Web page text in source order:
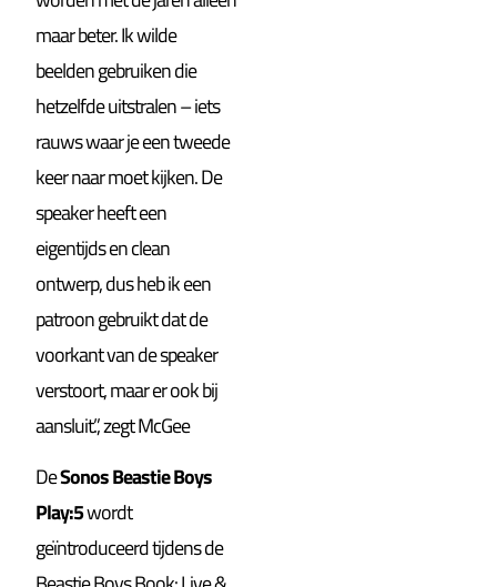
maar beter. Ik wilde
beelden gebruiken die
hetzelfde uitstralen – iets
rauws waar je een tweede
keer naar moet kijken. De
speaker heeft een
eigentijds en clean
ontwerp, dus heb ik een
patroon gebruikt dat de
voorkant van de speaker
verstoort, maar er ook bij
aansluit.”, zegt McGee
DeSonos Beastie Boys
Play:5wordt
geïntroduceerd tijdens de